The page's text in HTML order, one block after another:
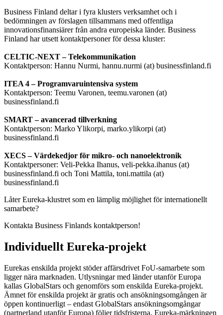
Business Finland deltar i fyra klusters verksamhet och i
bedömningen av förslagen tillsammans med offentliga
innovationsfinansiärer från andra europeiska länder. Business
Finland har utsett kontaktpersoner för dessa kluster:
CELTIC-NEXT – Telekommunikation
Kontaktperson: Hannu Nurmi, hannu.nurmi (at) businessfinland.fi
ITEA 4 – Programvaruintensiva system
Kontaktperson: Teemu Varonen, teemu.varonen (at)
businessfinland.fi
SMART – avancerad tillverkning
Kontaktperson: Marko Ylikorpi, marko.ylikorpi (at)
businessfinland.fi
XECS – Värdekedjor för mikro- och nanoelektronik
Kontaktpersoner: Veli-Pekka Ihanus, veli-pekka.ihanus (at)
businessfinland.fi och Toni Mattila, toni.mattila (at)
businessfinland.fi
Låter Eureka-klustret som en lämplig möjlighet för internationellt
samarbete?
Kontakta Business Finlands kontaktperson!
Individuellt Eureka-projekt
Eurekas enskilda projekt stöder affärsdrivet FoU-samarbete som
ligger nära marknaden. Utlysningar med länder utanför Europa
kallas GlobalStars och genomförs som enskilda Eureka-projekt.
Ämnet för enskilda projekt är gratis och ansökningsomgången är
öppen kontinuerligt – endast GlobalStars ansökningsomgångar
(partnerland utanför Europa) följer tidsfristerna. Eureka-märkningen